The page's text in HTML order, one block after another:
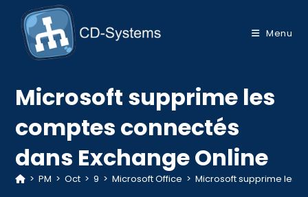
content
Menu
Microsoft supprime les
comptes connectés
dans Exchange Online
> PM > Oct > 9 > Microsoft Office > Microsoft supprime les